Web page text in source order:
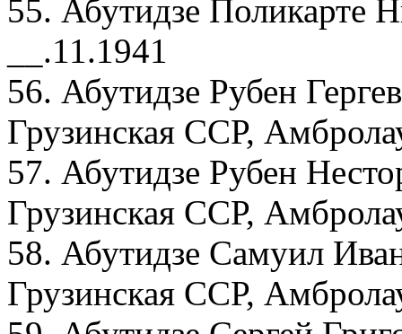
55. Абутидзе Поликарте
__.11.1941
56. Абутидзе Рубен
Грузинская ССР,
57. Абутидзе Рубен
Грузинская ССР,
58. Абутидзе Самуил
Грузинская ССР,